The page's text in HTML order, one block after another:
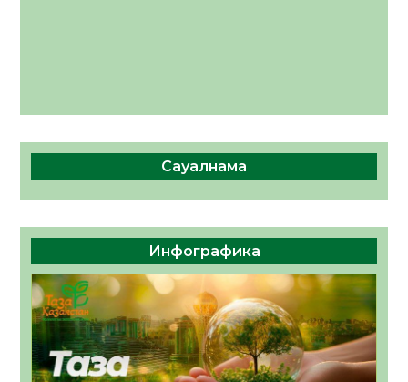
Сауалнама
Инфографика